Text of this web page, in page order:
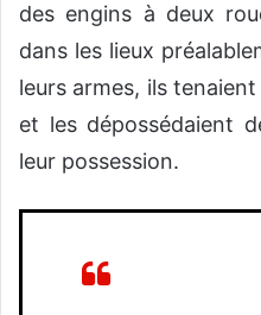
des engins à deux
dans les lieux
leurs armes, ils
et les dépossédaient
leur possession.